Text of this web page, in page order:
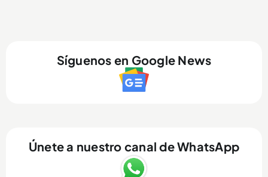
Síguenos en Google News
Únete a nuestro canal de WhatsApp